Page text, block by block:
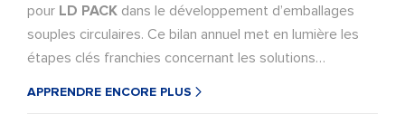
pour LD PACK dans le développement d’emballages
souples circulaires. Ce bilan annuel met en lumière les
étapes clés franchies concernant les solutions
APPRENDRE ENCORE PLUS